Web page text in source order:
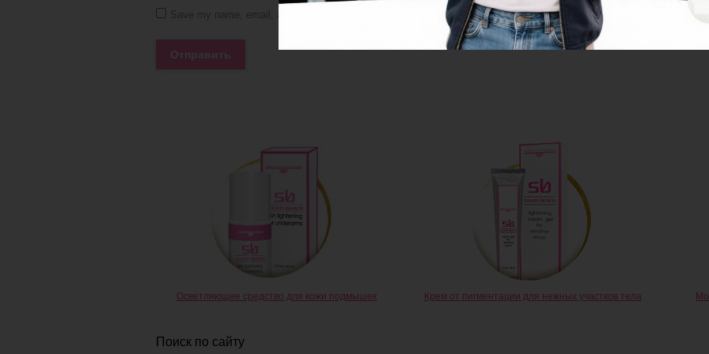
Save my name, email, and website in this browser for the next time I comment.
Отправить
Осветляющее средство для кожи подмышек Крем от пигментации для нежных участков тела
Поиск по сайту